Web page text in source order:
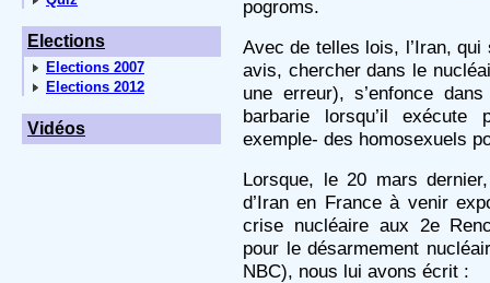
Elections
Elections 2007
Elections 2012
Vidéos
pogroms.
Avec de telles lois, l’Iran,
avis, chercher dans le
une erreur), s’enfonce
barbarie lorsqu’il exécute
exemple- des homosexuels
Lorsque, le 20 mars
d’Iran en France à venir
crise nucléaire aux 2e
pour le désarmement
NBC), nous lui avons écrit :